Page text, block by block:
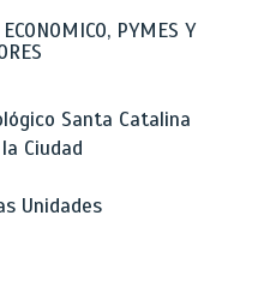
PYMES Y
Santa Catalina
Ciudad
Unidades